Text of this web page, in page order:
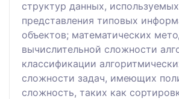
структур данных,
представления типовых
объектов; математических
вычислительной сложности
классификации
сложности задач, имеющих
сложность, таких как